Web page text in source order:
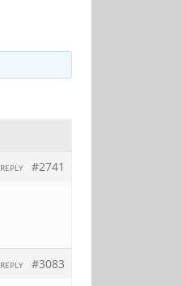
#2741
REPLY
#3083
REPLY